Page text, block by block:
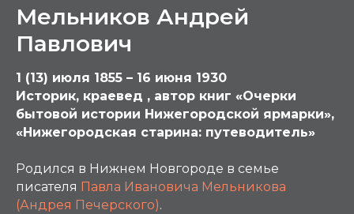
Мельников Андрей
Павлович
1 (13) июля 1855 – 16 июня 1930
Историк, краевед , автор книг «Очерки
бытовой истории Нижегородской ярмарки»,
«Нижегородская старина: путеводитель»
Родился в Нижнем Новгороде в семье
писателя Павла Ивановича Мельникова
(Андрея Печерского).